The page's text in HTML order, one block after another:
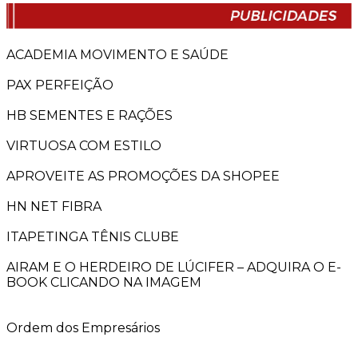
ACADEMIA MOVIMENTO E SAÚDE
PAX PERFEIÇÃO
HB SEMENTES E RAÇÕES
VIRTUOSA COM ESTILO
APROVEITE AS PROMOÇÕES DA SHOPEE
HN NET FIBRA
ITAPETINGA TÊNIS CLUBE
AIRAM E O HERDEIRO DE LÚCIFER – ADQUIRA O E-
BOOK CLICANDO NA IMAGEM
Ordem dos Empresários